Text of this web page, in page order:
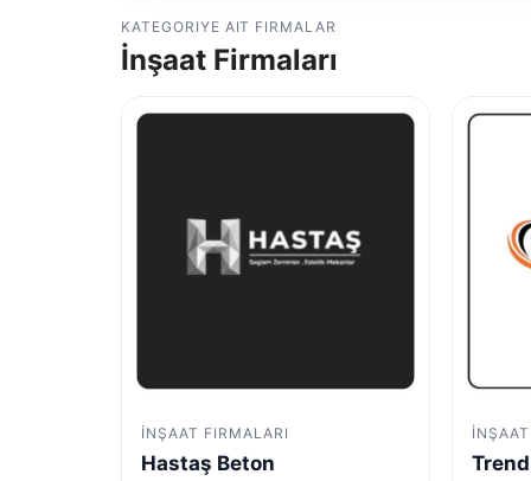
KATEGORIYE AIT FIRMALAR
İnşaat Firmaları
İNŞAAT FIRMALARI
Hastaş Beton